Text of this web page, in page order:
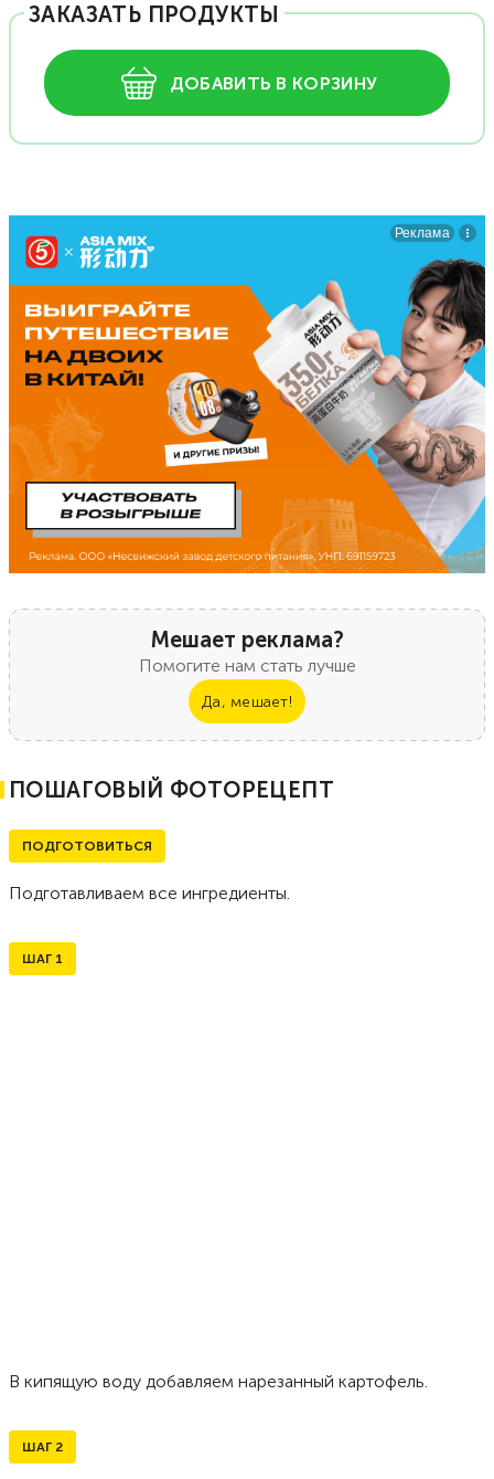
ЗАКАЗАТЬ ПРОДУКТЫ
ДОБАВИТЬ В КОРЗИНУ
Мешает реклама?
Помогите нам стать лучше
Да, мешает!
ПОШАГОВЫЙ ФОТОРЕЦЕПТ
ПОДГОТОВИТЬСЯ
Подготавливаем все ингредиенты.
ШАГ 1
В кипящую воду добавляем нарезанный картофель.
ШАГ 2